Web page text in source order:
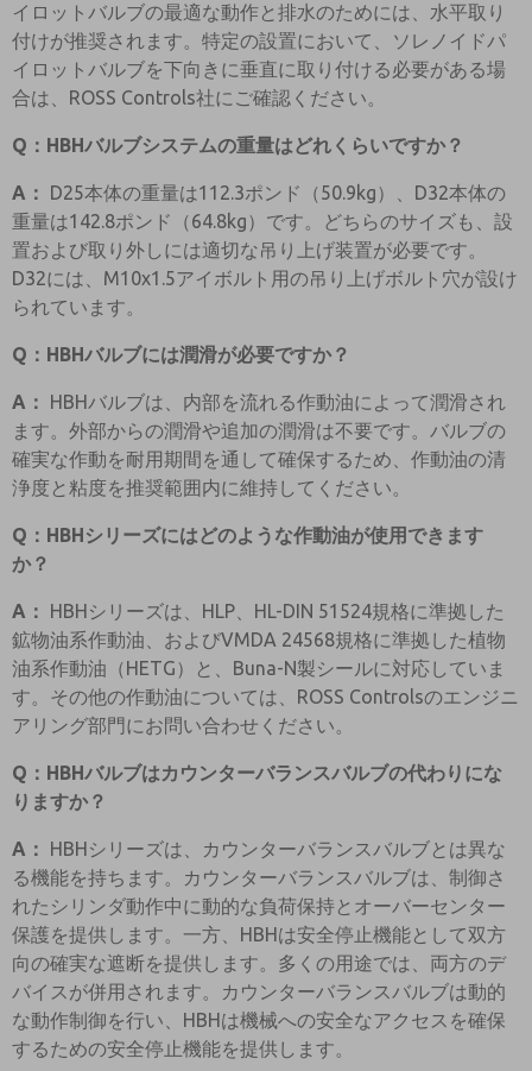
イロットバルブの最適な動作と排水のためには、水平取り
付けが推奨されます。特定の設置において、ソレノイドパ
イロットバルブを下向きに垂直に取り付ける必要がある場
合は、ROSS Controls社にご確認ください。
Q：HBHバルブシステムの重量はどれくらいですか？
A：
D25本体の重量は112.3ポンド（50.9kg）、D32本体の
重量は142.8ポンド（64.8kg）です。どちらのサイズも、設
置および取り外しには適切な吊り上げ装置が必要です。
D32には、M10x1.5アイボルト用の吊り上げボルト穴が設け
られています。
Q：HBHバルブには潤滑が必要ですか？
A：
HBHバルブは、内部を流れる作動油によって潤滑され
ます。外部からの潤滑や追加の潤滑は不要です。バルブの
確実な作動を耐用期間を通して確保するため、作動油の清
浄度と粘度を推奨範囲内に維持してください。
Q：HBHシリーズにはどのような作動油が使用できます
か？
A：
HBHシリーズは、HLP、HL-DIN 51524規格に準拠した
鉱物油系作動油、およびVMDA 24568規格に準拠した植物
油系作動油（HETG）と、Buna-N製シールに対応していま
す。その他の作動油については、ROSS Controlsのエンジニ
アリング部門にお問い合わせください。
Q：HBHバルブはカウンターバランスバルブの代わりにな
りますか？
A：
HBHシリーズは、カウンターバランスバルブとは異な
る機能を持ちます。カウンターバランスバルブは、制御さ
れたシリンダ動作中に動的な負荷保持とオーバーセンター
保護を提供します。一方、HBHは安全停止機能として双方
向の確実な遮断を提供します。多くの用途では、両方のデ
バイスが併用されます。カウンターバランスバルブは動的
な動作制御を行い、HBHは機械への安全なアクセスを確保
するための安全停止機能を提供します。